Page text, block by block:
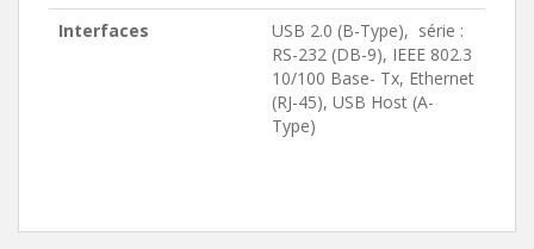
Interfaces
USB 2.0 (B-Type), série :
RS-232 (DB-9), IEEE 802.3
10/100 Base- Tx, Ethernet
(RJ-45), USB Host (A-
Type)